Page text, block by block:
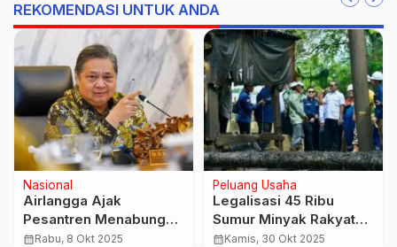
REKOMENDASI UNTUK ANDA
Bisnis Jambi
Daftar Harga Sembako
di Pasar Angso Duo
Jambi Hari Ini 9 Maret
calendar_monthSenin, 9 Mar 2026
Internasional
Minyak Dunia Ambrol!
Dari US$111 Kini
Terseret ke US$92
calendar_monthJumat, 29 Mei 2026